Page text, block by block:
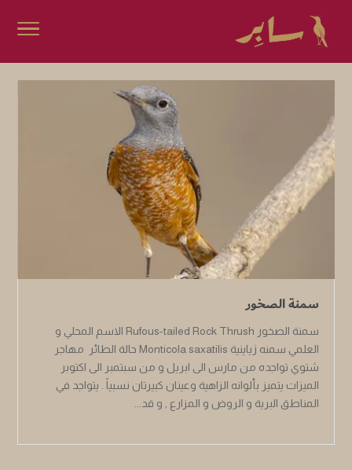
سمنة الصخور
سمنة الصخور Rufous-tailed Rock Thrush الاسم المحلي و
العلمي سمنه زياينية Monticola saxatilis حالة الطائر مهاجر
شتوي تواجده من مارس الى ابريل و من سبتمبر الى اكتوبر
الميزات يتميز بألوانه الزاهية وعينان كبيرتان نسبياً . يتواجد في
المناطق البرية و الروض و المزارع , و قد...